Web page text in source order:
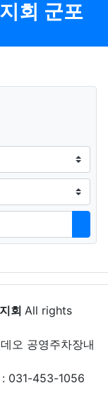
회 군포
검
회 All rights
오 공영주차장내
031-453-1056